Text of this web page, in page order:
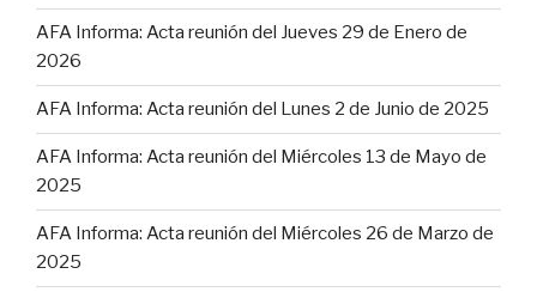
AFA Informa: Acta reunión del Jueves 29 de Enero de
2026
AFA Informa: Acta reunión del Lunes 2 de Junio de 2025
AFA Informa: Acta reunión del Miércoles 13 de Mayo de
2025
AFA Informa: Acta reunión del Miércoles 26 de Marzo de
2025